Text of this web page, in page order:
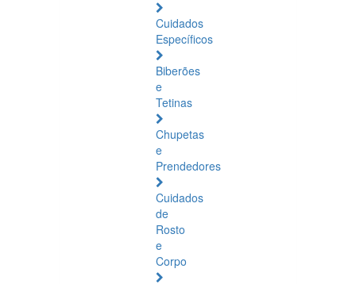
Cuidados
Específicos
Biberões
e
Tetinas
Chupetas
e
Prendedores
Cuidados
de
Rosto
e
Corpo